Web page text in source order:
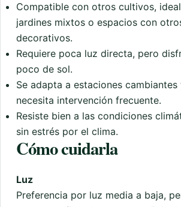
Compatible con otros cultivos,
jardines mixtos o espacios con
decorativos.
Requiere poca luz directa, pero
poco de sol.
Se adapta a estaciones cambiantes
necesita intervención frecuente.
Resiste bien a las condiciones
sin estrés por el clima.
Cómo cuidarla
Luz
Preferencia por luz media a baja,